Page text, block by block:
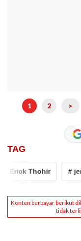
1 2 >
TAG
Thohir #